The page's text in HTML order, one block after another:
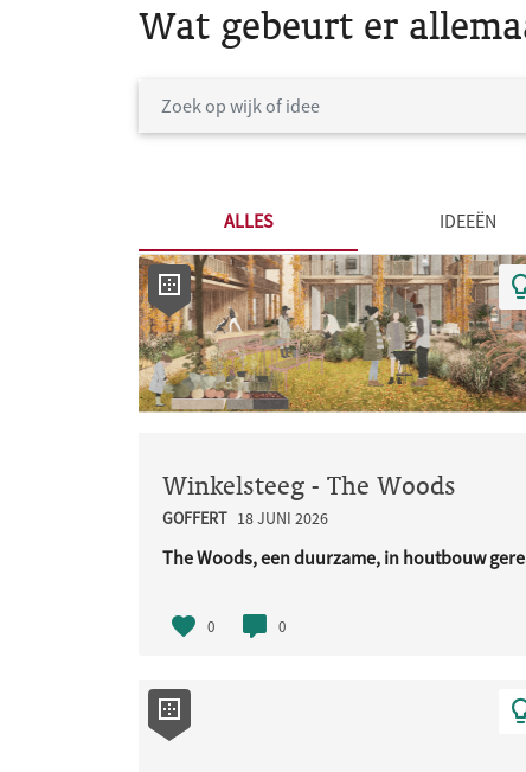
Wat gebeurt er
ALLES IDEEËN
Winkelsteeg - The Woods
GOFFERT 18 JUNI 2026
The Woods, een duurzame, in houtbouw
0 0